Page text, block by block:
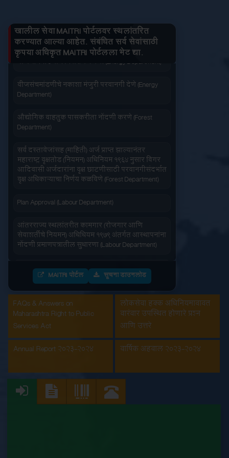
जलद सेवा सेवा आपल्या दारात
सहज पोहोच सोपी शुल्कभरणा
वापरण्यास सोपे वेळेची बचत
खालील सेवा MAITRI पोर्टलवर स्थलांतरित
करण्यात आल्या आहेत. संबंधित सर्व सेवांसाठी
कृपया अधिकृत MAITRI पोर्टलला भेट द्या.
जनित्र संचमांडणीची नोंदणी. (Energy Department)
वीज संचमांडणीचे निरीक्षण करणे. (Energy Department)
वीजसंचमांडणीचे नकाशा मंजुरी परवानगी देणे (Energy
Department)
औद्योगिक वाहतुक पासकरीता नोंदणी करणे (Forest
Department)
सर्व दस्तावेजांसह (माहिती) अर्ज प्राप्त झाल्यानंतर
महाराष्ट्र वृक्षतोड (नियमन) अधिनियम १९६४ नुसार बिगर
आदिवासी अर्जदारांना वृक्ष छाटणीसाठी परवानगीसंदर्भात
वृक्ष अधिकाऱ्याचा निर्णय कळविणे (Forest Department)
Plan Approval (Labour Department)
आंतरराज्य स्थलांतरीत कामगार (रोजगार आणि
सेवाशर्तीचे नियमन) अधिधियम १९७९ अंतर्गत आस्थापनांना
नोंदणी प्रमाणपत्रातील सुधारणा (Labour Department)
सेवाशर्तीचे नियमन) अधिधियम १९७९ अंतर्गतआस्थापनांना
नोंदणी प्रमाणपत्र (Labour Department)
इमारत आणि इतर बांधकाम मजूर आस्थापनांची नोंदणी
(Labour Department)
कंत्राटी कामगार (नियमन व निर्मुलन) अधिनियम, 1970
अंतर्गत मुख्य मालक नोंदणी प्रमाणपत्रातील सुधारणा
(Labour Department)
कंत्राटी कामगार अनुज्ञप्ती (Labour Department)
कंत्राटी कामगार नूतनीकरण (Labour Department)
MAITRI पोर्टल सूचना डाउनलोड
FAQs & Answers on
Maharashtra Right to Public
Services Act
लोकसेवा हक्क अधिनियमाबाबत
वारंवार उपस्थित होणारे प्रश्न
आणि उत्तरे
Annual Report 2023-2024
वार्षिक अहवाल 2023-2024